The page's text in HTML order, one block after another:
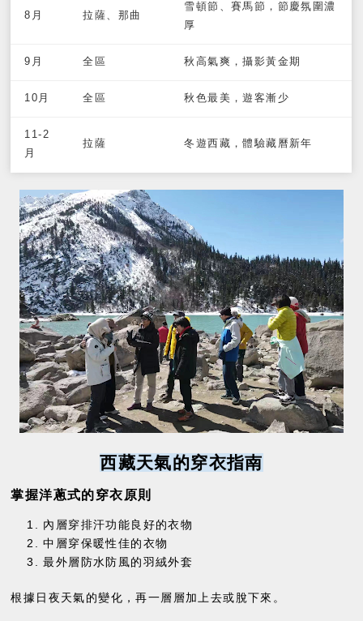
8月 拉薩、那曲
雪頓節、賽馬節，節慶氛圍濃
厚
9月 全區 秋高氣爽，攝影黃金期
10月 全區 秋色最美，遊客漸少
11-2
月
拉薩 冬遊西藏，體驗藏曆新年
西藏天氣的穿衣指南
掌握洋蔥式的穿衣原則
內層穿排汗功能良好的衣物
中層穿保暖性佳的衣物
最外層防水防風的羽絨外套
根據日夜天氣的變化，再一層層加上去或脫下來。